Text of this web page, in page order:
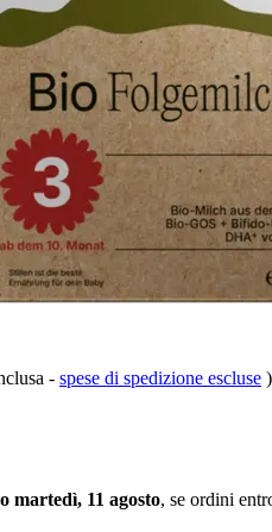
- spese di spedizione escluse )
martedì, 11 agosto, se ordini